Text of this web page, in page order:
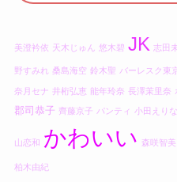
美澄衿依 天木じゅん 悠木碧 JK 志田
野すみれ 桑島海空 鈴木聖 バーレスク東
奈月セナ 井桁弘恵 能年玲奈 長澤茉里奈
郡司恭子 齊藤京子 パンティ 小田えりな
山恋和 かわいい 森咲智美
柏木由紀